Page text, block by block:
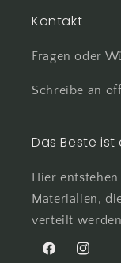
Kontakt
Fragen oder
Schreibe an
Das Beste
Hier
Materialien,
verteilt
Facebook